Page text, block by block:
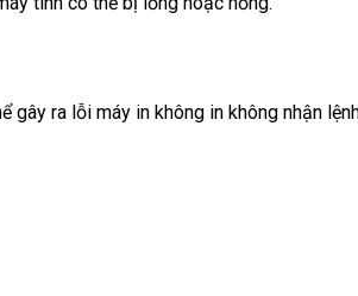
gây ra lỗi máy in không in không nhận